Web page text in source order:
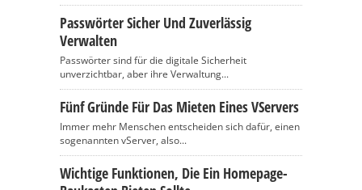
Passwörter Sicher Und Zuverlässig
Verwalten
Passwörter sind für die digitale Sicherheit
unverzichtbar, aber ihre Verwaltung...
Fünf Gründe Für Das Mieten Eines VServers
Immer mehr Menschen entscheiden sich dafür, einen
sogenannten vServer, also...
Wichtige Funktionen, Die Ein Homepage-